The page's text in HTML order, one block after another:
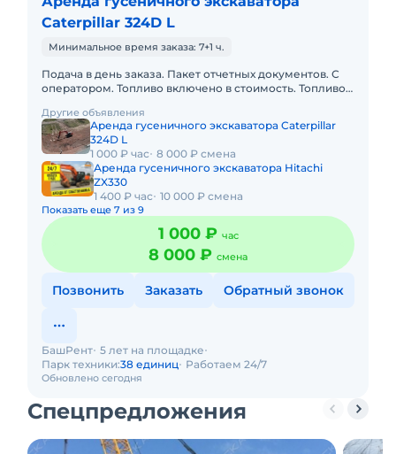
Caterpillar 324D L
Минимальное время заказа: 7+1 ч.
Подача в день заказа. Пакет отчетных документов. С
оператором. Топливо включено в стоимость. Топливо
Краткосрочная а
Другие объявления
Аренда гусеничного экскаватора Caterpillar
324D L
1 000 ₽ час
8 000 ₽ смена
Аренда гусеничного экскаватора Hitachi
ZX330
1 400 ₽ час 10 000 ₽ смена
Показать еще 7 из 9
1 000 ₽ час
8 000 ₽ смена
Позвонить Заказать Обратный звонок
Обновлено сегодня
БашРент 5 лет на площадке
Парк техники:38 единиц Работаем 24/7
Спецпредложения